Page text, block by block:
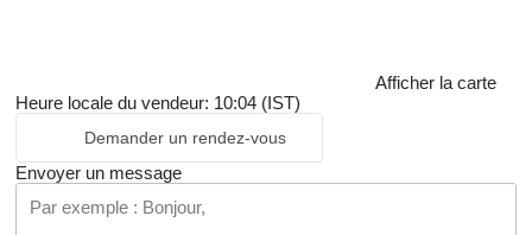
Afficher la carte
Heure locale du vendeur: 10:04 (IST)
Demander un rendez-vous
Envoyer un message